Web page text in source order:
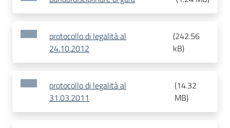
protocollo di legalità al
24.10.2012
(242.56
kB)
protocollo di legalità al
31.03.2011
(14.32
MB)